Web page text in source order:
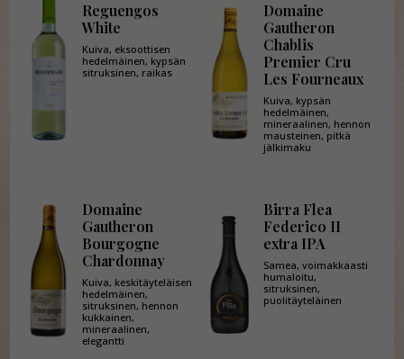
Reguengos
White
Kuiva, eksoottisen
hedelmäinen, kypsän
sitruksinen, raikas
Domaine
Gautheron
Chablis
Premier Cru
Les Fourneaux
Kuiva, kypsän
hedelmäinen,
mineraalinen, hennon
mausteinen, pitkä
jälkimaku
Domaine
Gautheron
Bourgogne
Chardonnay
Kuiva, keskitäyteläisen
hedelmäinen,
sitruksinen, hennon
kukkainen,
mineraalinen,
elegantti
Birra Flea
Federico II
extra IPA
Samea, voimakkaasti
humaloitu,
sitruksinen,
puolitäyteläinen